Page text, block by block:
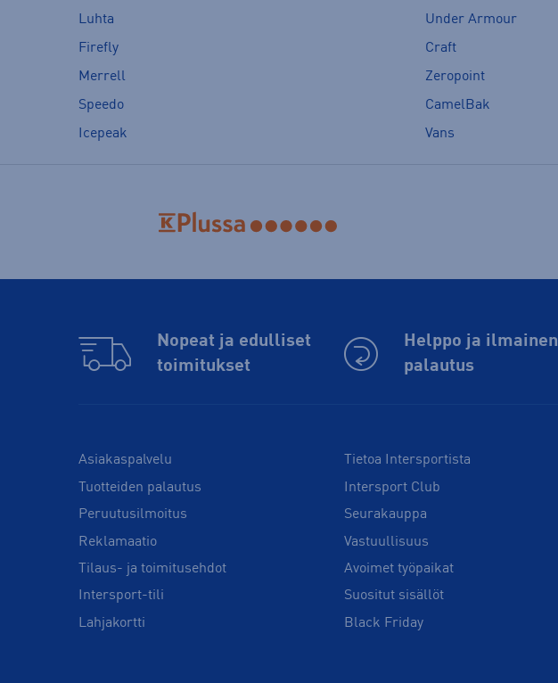
Luhta
Under Armour
Firefly
Craft
Merrell
Zeropoint
Speedo
CamelBak
Icepeak
Vans
Nopeat ja edulliset
toimitukset
Helppo ja ilmainen
palautus
Asiakaspalvelu
Tuotteiden palautus
Peruutusilmoitus
Reklamaatio
Tilaus- ja toimitusehdot
Intersport-tili
Lahjakortti
Tietoa Intersportista
Intersport Club
Seurakauppa
Vastuullisuus
Avoimet työpaikat
Suositut sisällöt
Black Friday